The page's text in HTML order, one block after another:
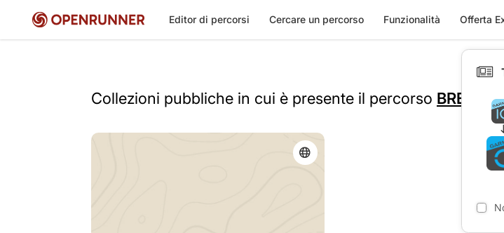
Editor di percorsi Cercare un percorso Funzionalità Offerta
Collezioni pubbliche in cui è presente il percorso BREVET